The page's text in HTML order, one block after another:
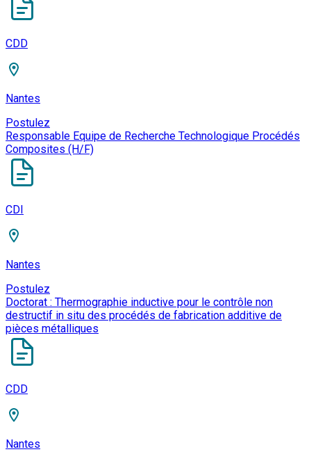
CDD
Nantes
Postulez
Responsable Equipe de Recherche Technologique Procédés
Composites (H/F)
CDI
Nantes
Postulez
Doctorat : Thermographie inductive pour le contrôle non
destructif in situ des procédés de fabrication additive de
pièces métalliques
CDD
Nantes